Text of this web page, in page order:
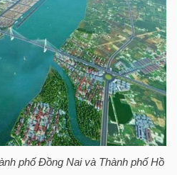
phố Đồng Nai và Thành phố Hồ